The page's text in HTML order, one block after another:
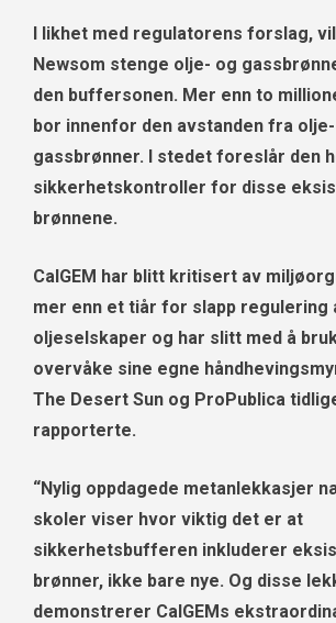
I likhet med regulatorens forslag,
Newsom stenge olje- og
den buffersonen. Mer enn to
bor innenfor den avstanden fra
gassbrønner. I stedet foreslår den
sikkerhetskontroller for disse
brønnene.
CalGEM har blitt kritisert av
mer enn et tiår for slapp regulering
oljeselskaper og har slitt med å
overvåke sine egne
The Desert Sun og ProPublica
rapporterte.
“Nylig oppdagede metanlekkasjer
skoler viser hvor viktig det er at
sikkerhetsbufferen inkluderer
brønner, ikke bare nye. Og disse
demonstrerer CalGEMs